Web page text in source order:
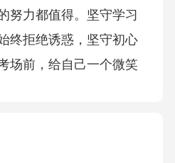
努力都值得。坚守学习
终拒绝诱惑，坚守初心
场前，给自己一个微笑
顾后，不胡思乱想。认